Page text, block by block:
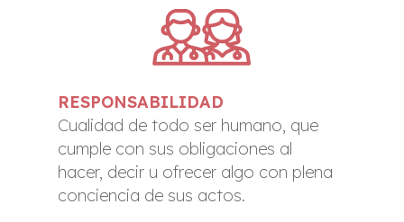
RESPONSABILIDAD
Cualidad de todo ser humano, que
cumple con sus obligaciones al
hacer, decir u ofrecer algo con plena
conciencia de sus actos.